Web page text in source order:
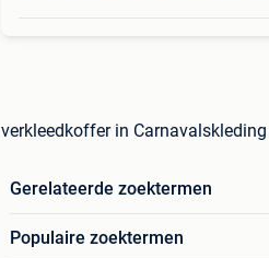
verkleedkoffer in
Gerelateerde zoektermen
Populaire zoektermen